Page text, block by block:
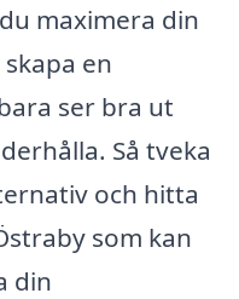
maximera din
en
ser bra ut
Så tveka
och hitta
som kan
din